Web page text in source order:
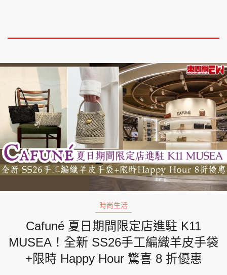
時尚生活
Cafuné 夏日期間限定店進駐 K11
MUSEA！全新 SS26手工編織羊皮手袋
+限時 Happy Hour 驚喜 8 折優惠